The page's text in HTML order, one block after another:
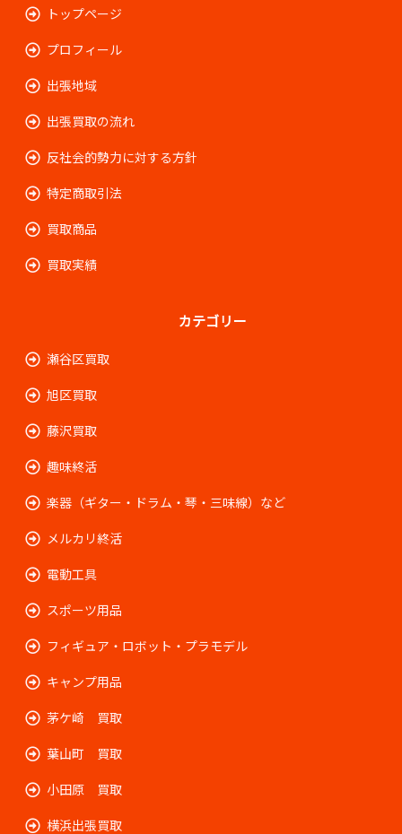
トップページ
プロフィール
出張地域
出張買取の流れ
反社会的勢力に対する方針
特定商取引法
買取商品
買取実績
カテゴリー
瀬谷区買取
旭区買取
藤沢買取
趣味終活
楽器（ギター・ドラム・琴・三味線）など
メルカリ終活
電動工具
スポーツ用品
フィギュア・ロボット・プラモデル
キャンプ用品
茅ケ崎 買取
葉山町 買取
小田原 買取
横浜出張買取